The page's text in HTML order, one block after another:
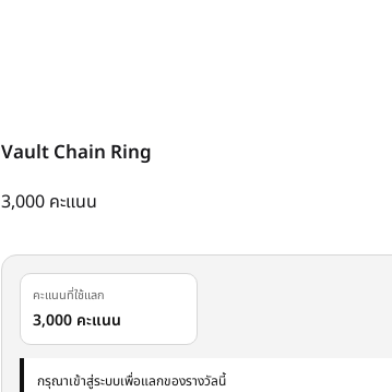
Vault Chain Ring
3,000 คะแนน
คะแนนที่ใช้แลก
3,000 คะแนน
กรุณาเข้าสู่ระบบเพื่อแลกของรางวัลนี้